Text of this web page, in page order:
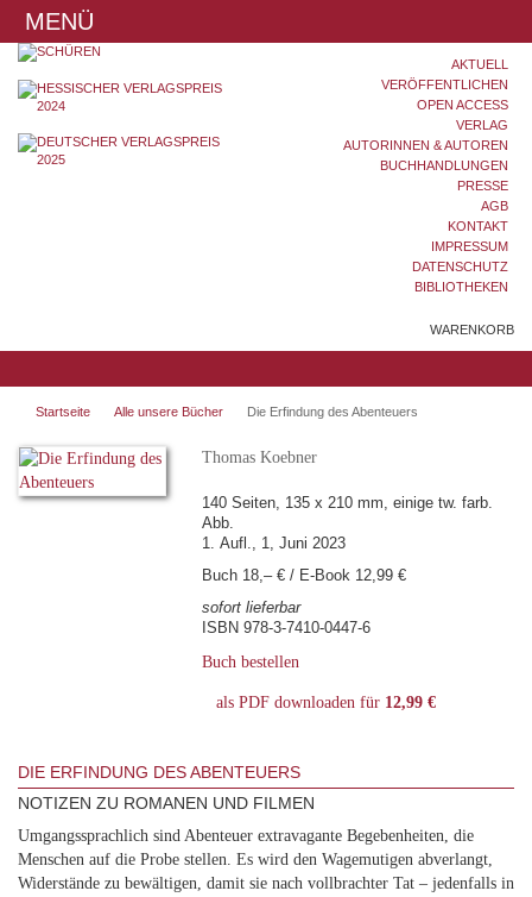
MENÜ
AKTUELL
VERÖFFENTLICHEN
OPEN ACCESS
VERLAG
AUTORINNEN & AUTOREN
BUCHHANDLUNGEN
PRESSE
AGB
KONTAKT
IMPRESSUM
DATENSCHUTZ
BIBLIOTHEKEN
WARENKORB
Startseite Alle unsere Bücher Die Erfindung des Abenteuers
Thomas Koebner
140 Seiten, 135 x 210 mm, einige tw. farb.
Abb.
1. Aufl., 1, Juni 2023
Buch 18,– € / E-Book 12,99 €
sofort lieferbar
ISBN 978-3-7410-0447-6
Buch bestellen
als PDF downloaden für 12,99 €
DIE ERFINDUNG DES ABENTEUERS
NOTIZEN ZU ROMANEN UND FILMEN
Umgangssprachlich sind Abenteuer extravagante Begebenheiten, die
Menschen auf die Probe stellen. Es wird den Wagemutigen abverlangt,
Widerstände zu bewältigen, damit sie nach vollbrachter Tat – jedenfalls in